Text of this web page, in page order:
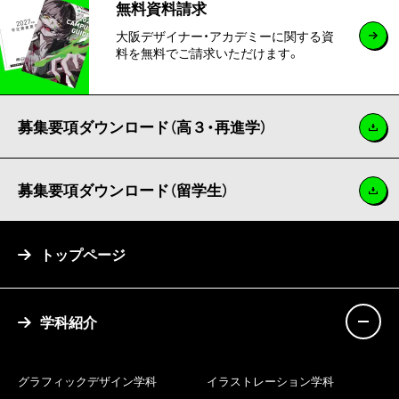
無料資料請求
大阪デザイナー・アカデミーに関する資
料を無料でご請求いただけます。
募集要項ダウンロード（高３・再進学）
募集要項ダウンロード（留学生）
トップページ
学科紹介
グラフィックデザイン学科 イラストレーション学科